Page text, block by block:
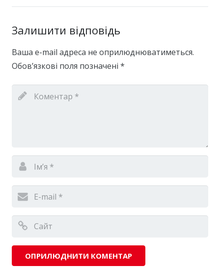
Залишити відповідь
Ваша e-mail адреса не оприлюднюватиметься.
Обов’язкові поля позначені *